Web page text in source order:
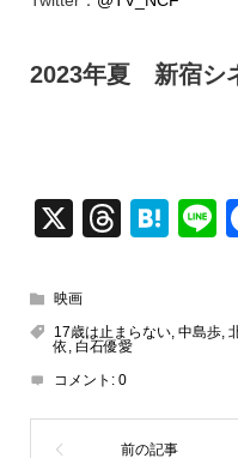
2023年夏 新宿シ
X
T
a
d
s
H
n
映画
17歳は止まらない, 中島歩,
依 白石優愛
コメント: 0